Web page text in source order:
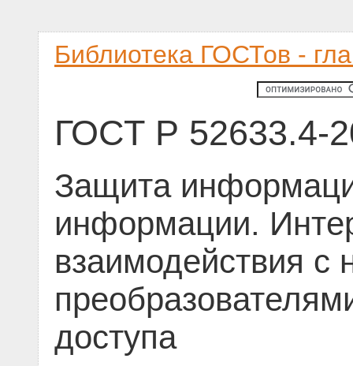
Библиотека ГОСТов -
ГОСТ Р 52633.4-
Защита
информации.
взаимодействия с
доступа